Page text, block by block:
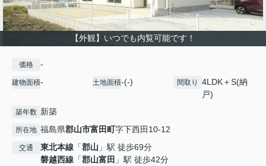
【外観】いつでも内覧可能です！
価格 -
建物面積- 土地面積-(-) 間取り
4LDK＋S(納
戸)
築年数 新築
所在地 福島県郡山市富田町字下西田10-12
交通 東北本線 「郡山 」駅 徒歩69分
磐越西線 「郡山富田 」駅 徒歩42分